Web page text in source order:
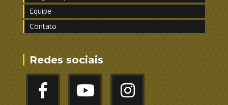
Equipe
Contato
Redes sociais